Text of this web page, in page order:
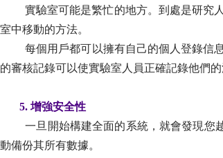
實驗室可能是繁忙的地方。到處是研究
室中移動的方法。
每個用戶都可以擁有自己的個人登錄信
的審核記錄可以使實驗室人員正確記錄他們
5. 增強安全性
一旦開始構建全面的系統，就會發現您
動備份其所有數據。